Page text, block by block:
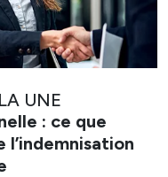
UNE
: ce que
l’indemnisation